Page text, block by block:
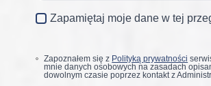
Zapamiętaj moje dane w tej
Zapoznałem się z Polityką prywatności
mnie danych osobowych na zasadach
dowolnym czasie poprzez kontakt z